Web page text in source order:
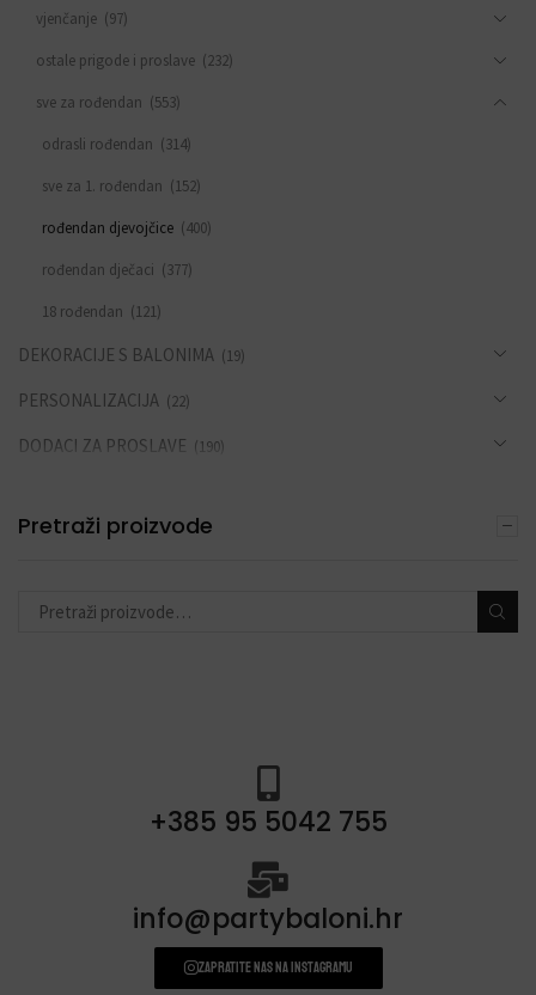
vjenčanje (97)
ostale prigode i proslave (232)
sve za rođendan (553)
odrasli rođendan (314)
sve za 1. rođendan (152)
rođendan djevojčice (400)
rođendan dječaci (377)
18 rođendan (121)
DEKORACIJE S BALONIMA (19)
PERSONALIZACIJA (22)
DODACI ZA PROSLAVE (190)
Pretraži proizvode
+385 95 5042 755
info@partybaloni.hr
Zapratite nas na instagramu